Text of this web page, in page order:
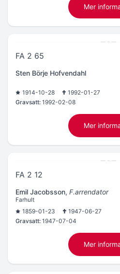
Mer
FA 2 65
Sten Börje Hofvendahl
1914-10-28
1992-01-27
Gravsatt: 1992-02-08
Mer
FA 2 12
Emil Jacobsson, F.arrendator
Farhult
1859-01-23
1947-06-27
Gravsatt: 1947-07-04
Mer